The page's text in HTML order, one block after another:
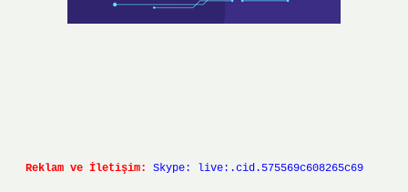
Reklam ve İletişim: Skype: live:.cid.575569c608265c69